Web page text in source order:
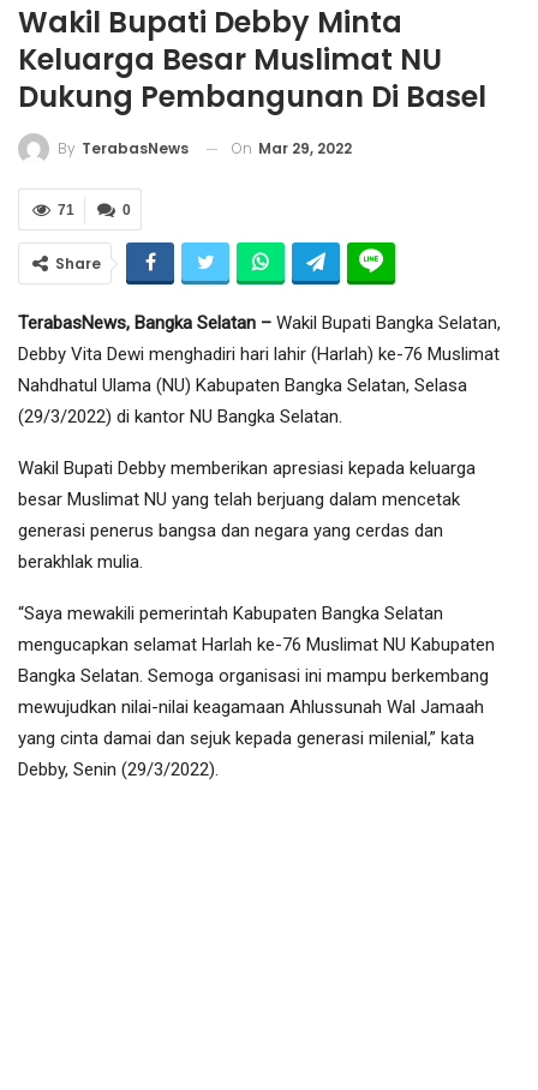
Wakil Bupati Debby Minta
Keluarga Besar Muslimat NU
Dukung Pembangunan Di Basel
By TerabasNews On Mar 29, 2022
0
71
Share
TerabasNews, Bangka Selatan – Wakil Bupati Bangka Selatan,
Debby Vita Dewi menghadiri hari lahir (Harlah) ke-76 Muslimat
Nahdhatul Ulama (NU) Kabupaten Bangka Selatan, Selasa
(29/3/2022) di kantor NU Bangka Selatan.
Wakil Bupati Debby memberikan apresiasi kepada keluarga
besar Muslimat NU yang telah berjuang dalam mencetak
generasi penerus bangsa dan negara yang cerdas dan
berakhlak mulia.
“Saya mewakili pemerintah Kabupaten Bangka Selatan
mengucapkan selamat Harlah ke-76 Muslimat NU Kabupaten
Bangka Selatan. Semoga organisasi ini mampu berkembang
mewujudkan nilai-nilai keagamaan Ahlussunah Wal Jamaah
yang cinta damai dan sejuk kepada generasi milenial,” kata
Debby, Senin (29/3/2022).